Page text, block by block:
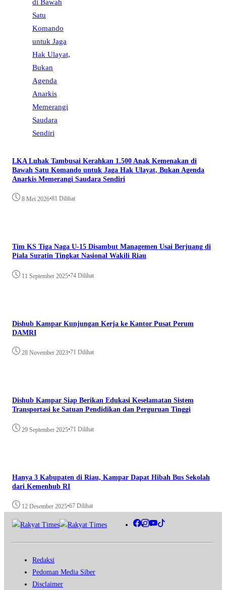
LKA Luhak Tambusai Kerahkan 1.500 Anak Kemenakan di
Bawah Satu Komando untuk Jaga Hak Ulayat, Bukan Agenda
Anarkis Memerangi Saudara Sendiri
8 Mei 2026•81 Dilihat
Tim KS Tiga Naga U-15 Disambut Managemen Usai Berjuang di
Piala Suratin Tingkat Nasional Wakili Riau
11 September 2025•74 Dilihat
Dishub Kampar Kunjungan Kerja ke Kantor Pusat Perum
DAMRI
28 November 2023•71 Dilihat
Dishub Kampar Siap Berikan Edukasi Keselamatan Sistem
Transportasi ke Satuan Pendidikan dan Perguruan Tinggi
29 September 2025•71 Dilihat
Hanya 3 Kabupaten di Riau, Kampar Dapat Hibah Bus Sekolah
dari Kemenhub RI
12 Desember 2025•67 Dilihat
Redaksi
Pedoman Media Siber
Disclaimer